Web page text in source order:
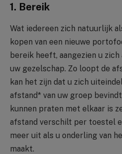
1. Bereik
Wat iedereen zich natuurlijk
kopen van een nieuwe
bereik heeft, aangezien u
uw gezelschap. Zo loopt de
kan het zijn dat u zich
afstand* van uw groep
kunnen praten met elkaar is
afstand verschilt per toestel
meer uit als u onderling van
maakt.